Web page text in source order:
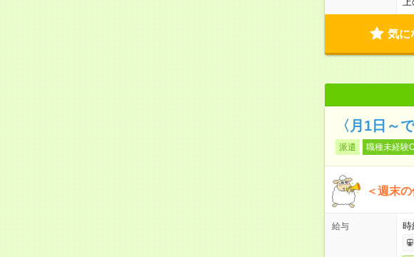
気に
〈月1日～
派遣 職種未経験
＜週末
給与 時